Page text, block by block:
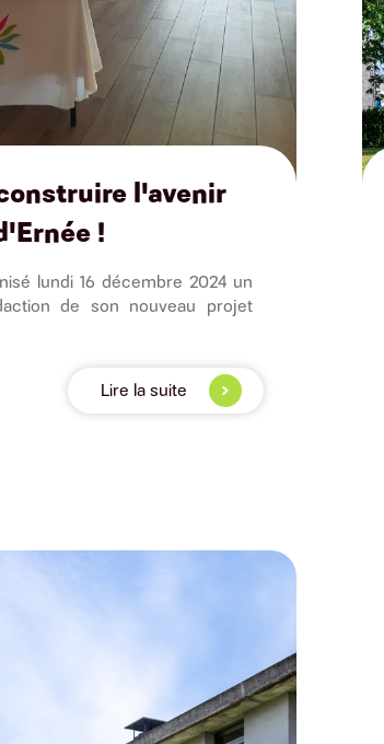
l'avenir
!
lundi 16 décembre 2024 un
de son nouveau projet
Lire la suite